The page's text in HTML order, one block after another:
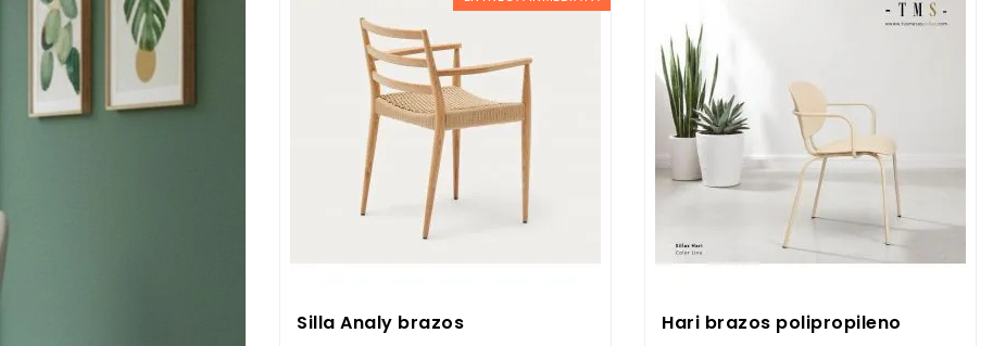
Silla Analy brazos Hari brazos polipropileno